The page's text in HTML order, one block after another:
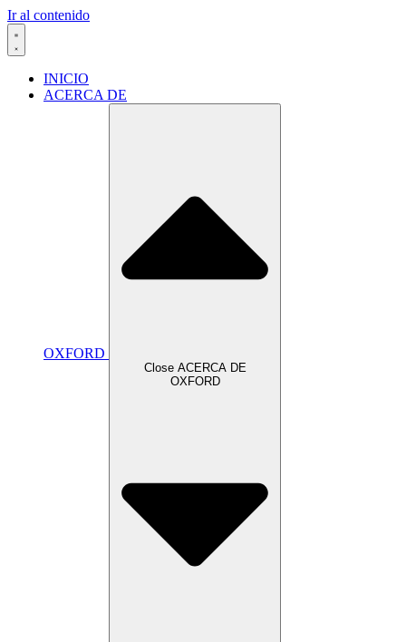
Ir al contenido
INICIO
ACERCA DE
OXFORD
Close ACERCA DE
OXFORD